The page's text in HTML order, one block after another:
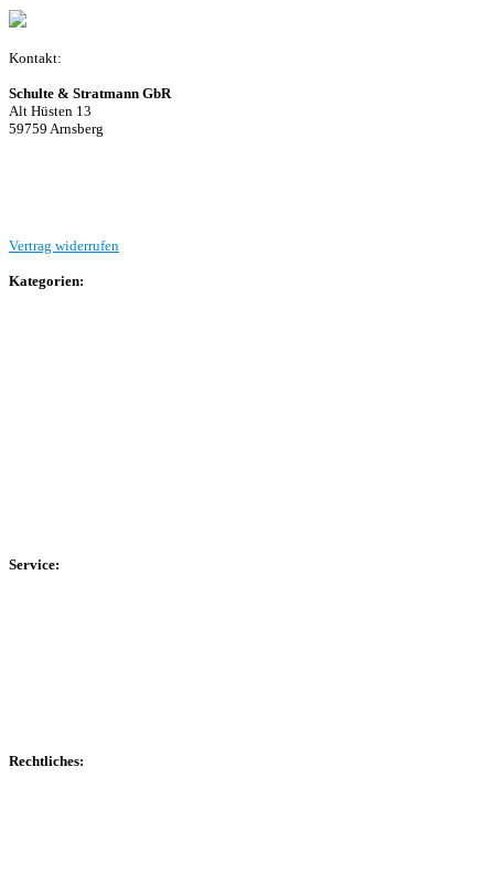
Kontakt:
Schulte & Stratmann GbR
Alt Hüsten 13
59759 Arnsberg
Vertrag widerrufen
Kategorien:
Service:
Rechtliches: